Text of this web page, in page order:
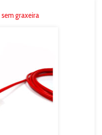
graxeira